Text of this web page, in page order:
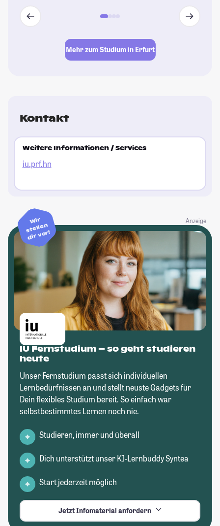
Mehr zum Studium in Erfurt
Kontakt
Weitere Informationen / Services
iu.prf.hn
Anzeige
Wir
stellen
dir vor!
IU Fernstudium – so geht studieren
heute
Unser Fernstudium passt sich individuellen
Lernbedürfnissen an und stellt neuste Gadgets für
Dein flexibles Studium bereit. So einfach war
selbstbestimmtes Lernen noch nie.
Studieren, immer und überall
Dich unterstützt unser KI-Lernbuddy Syntea
Start jederzeit möglich
Jetzt Infomaterial anfordern